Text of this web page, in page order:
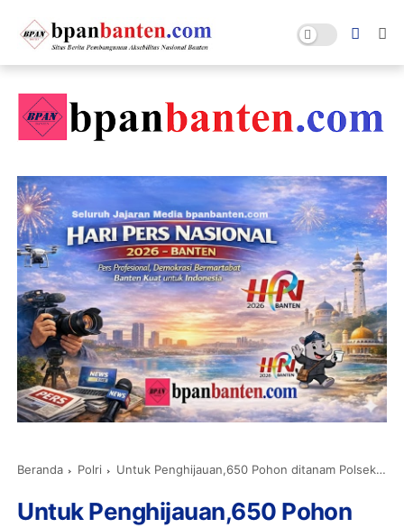
Beranda Polri Untuk Penghijauan,650 Pohon ditanam Polsek Cinangka Polres Cilegon
Untuk Penghijauan,650 Pohon